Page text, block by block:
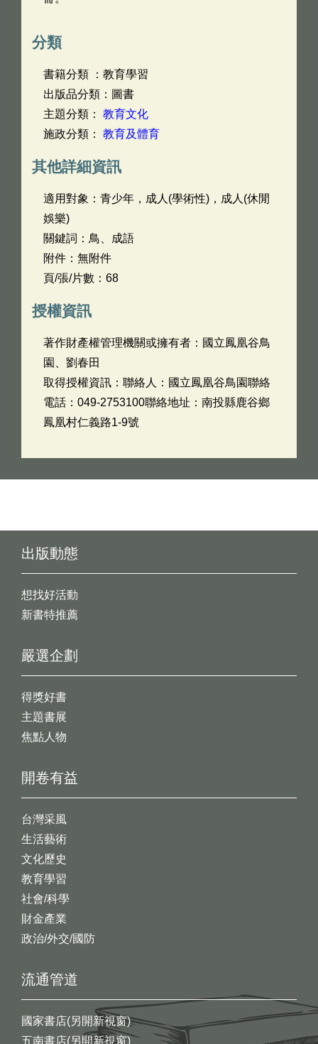
分類
書籍分類 ：教育學習
出版品分類：圖書
主題分類： 教育文化
施政分類： 教育及體育
其他詳細資訊
適用對象：青少年，成人(學術性)，成人(休閒
娛樂)
關鍵詞：鳥、成語
附件：無附件
頁/張/片數：68
授權資訊
著作財產權管理機關或擁有者：國立鳳凰谷鳥
園、劉春田
取得授權資訊：聯絡人：國立鳳凰谷鳥園聯絡
電話：049-2753100聯絡地址：南投縣鹿谷鄉
鳳凰村仁義路1-9號
出版動態
想找好活動
新書特推薦
開卷有益
台灣采風
生活藝術
文化歷史
教育學習
社會/科學
財金產業
政治/外交/國防
嚴選企劃
得獎好書
主題書展
焦點人物
流通管道
國家書店(另開新視窗)
五南書店(另開新視窗)